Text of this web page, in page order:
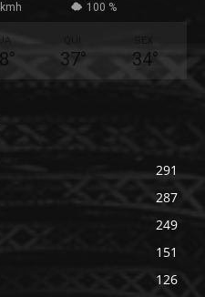
100 %
° 37° 34°
291
287
249
151
126